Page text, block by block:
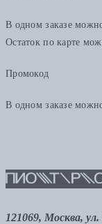
В одном заказе
Остаток по карте
Промокод
В одном заказе
121069, Москва,